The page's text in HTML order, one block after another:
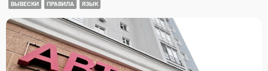
ВЫВЕСКИ ПРАВИЛА ЯЗЫК